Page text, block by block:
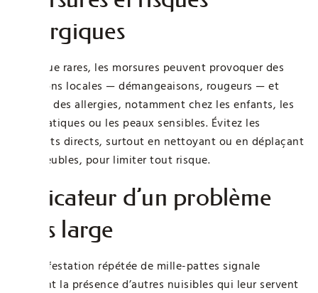
allergiques
Bien que rares, les morsures peuvent provoquer des
réactions locales — démangeaisons, rougeurs — et
parfois des allergies, notamment chez les enfants, les
asthmatiques ou les peaux sensibles. Évitez les
contacts directs, surtout en nettoyant ou en déplaçant
des meubles, pour limiter tout risque.
Indicateur d’un problème
plus large
Une infestation répétée de mille-pattes signale
souvent la présence d’autres nuisibles qui leur servent